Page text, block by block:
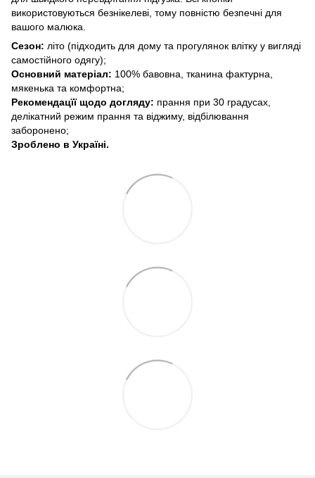
використовуються безнікелеві, тому повністю безпечні для
вашого малюка.
Сезон: літо (підходить для дому та прогулянок влітку у вигляді
самостійного одягу);
Основний матеріал: 100% бавовна, тканина фактурна,
мякенька та комфортна;
Рекомендацїї щодо догляду: прання при 30 градусах,
делікатний режим прання та віджиму, відбілювання
заборонено;
Зроблено в Україні.